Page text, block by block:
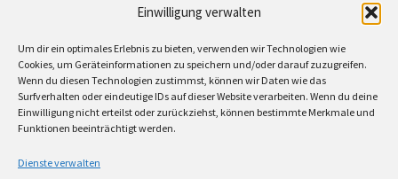
Einwilligung verwalten
Um dir ein optimales Erlebnis zu bieten, verwenden wir Technologien wie
Cookies, um Geräteinformationen zu speichern und/oder darauf zuzugreifen.
Wenn du diesen Technologien zustimmst, können wir Daten wie das
Surfverhalten oder eindeutige IDs auf dieser Website verarbeiten. Wenn du deine
Einwilligung nicht erteilst oder zurückziehst, können bestimmte Merkmale und
Funktionen beeinträchtigt werden.
Dienste verwalten
Podcast Nr.01 vom 08.09.2025 mit Joe Astray
MIRI IN THE GREENzuMiri in the Green in der
Hemingway Lounge, am 30.05.2026